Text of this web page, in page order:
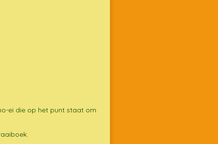
ei die op het punt staat om